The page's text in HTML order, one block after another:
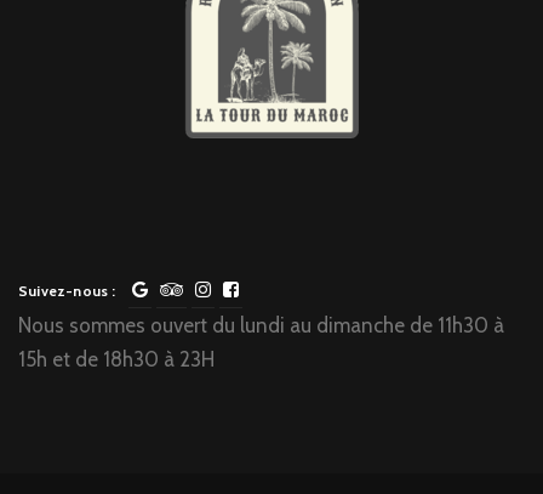
Suivez-nous :
Nous sommes ouvert du lundi au dimanche de 11h30 à
15h et de 18h30 à 23H